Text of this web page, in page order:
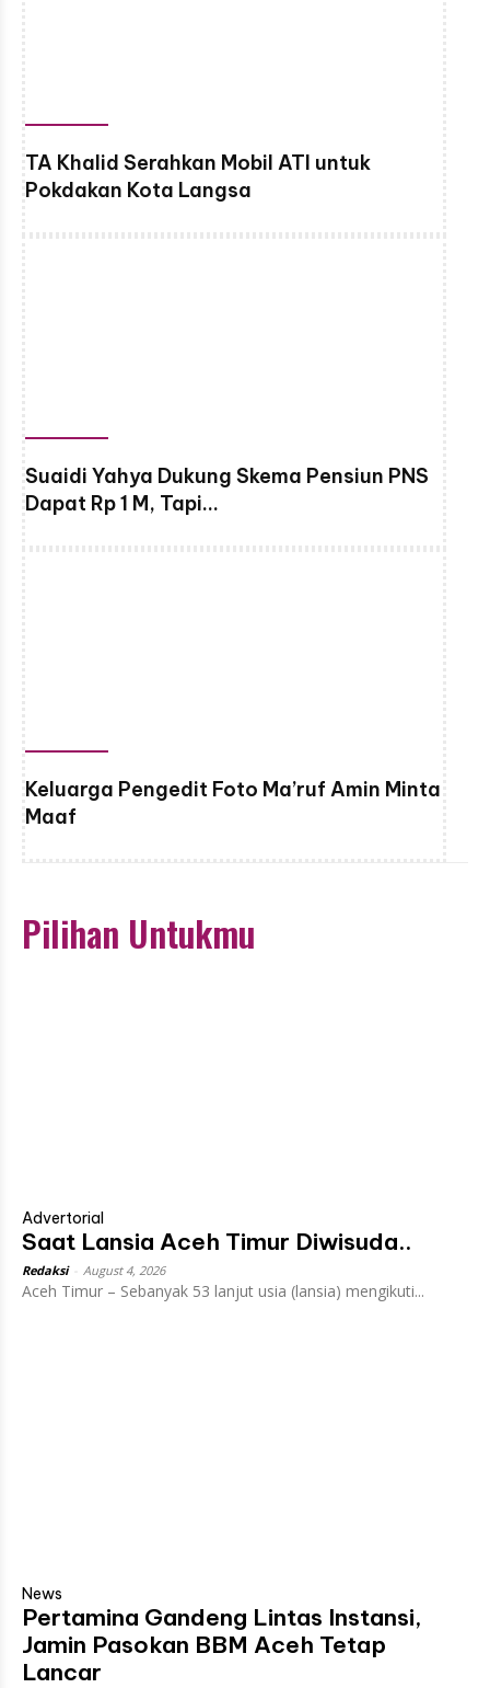
TA Khalid Serahkan Mobil ATI untuk
Pokdakan Kota Langsa
Suaidi Yahya Dukung Skema Pensiun PNS
Dapat Rp 1 M, Tapi…
Keluarga Pengedit Foto Ma’ruf Amin Minta
Maaf
Pilihan Untukmu
Advertorial
Saat Lansia Aceh Timur Diwisuda..
Redaksi August 4, 2026
Aceh Timur – Sebanyak 53 lanjut usia (lansia) mengikuti...
News
Pertamina Gandeng Lintas Instansi,
Jamin Pasokan BBM Aceh Tetap
Lancar